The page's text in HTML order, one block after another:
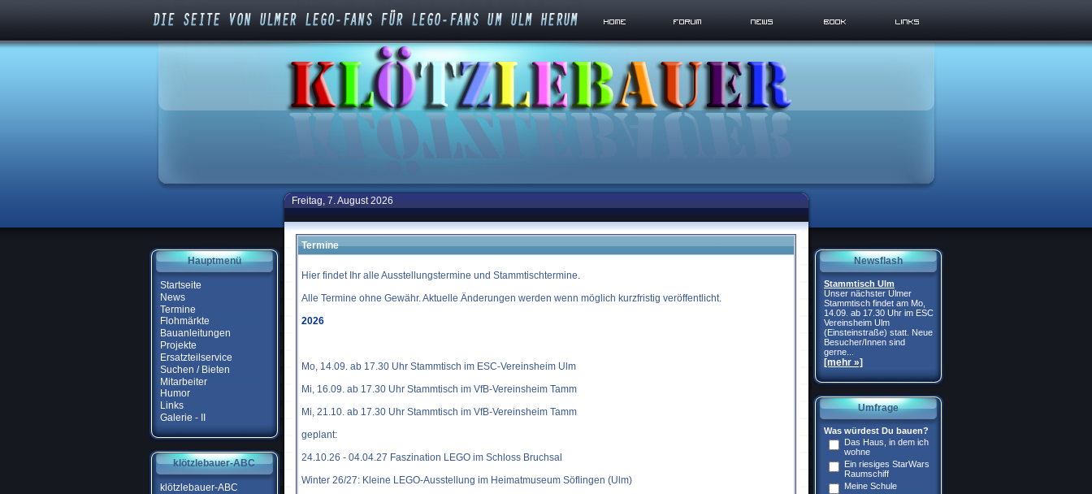
Hauptmenü
Startseite
News
Termine
Flohmärkte
Bauanleitungen
Projekte
Ersatzteilservice
Suchen / Bieten
Mitarbeiter
Humor
Links
Galerie - II
klötzlebauer-ABC
klötzlebauer-ABC
Freitag, 7. August 2026
Termine
Hier findet Ihr alle Ausstellungstermine und Stammtischtermine.
Alle Termine ohne Gewähr. Aktuelle Änderungen werden wenn möglich kurzfristig veröffentlicht.
2026
Mo, 14.09. ab 17.30 Uhr Stammtisch im ESC-Vereinsheim Ulm
Mi, 16.09. ab 17.30 Uhr Stammtisch im VfB-Vereinsheim Tamm
Mi, 21.10. ab 17.30 Uhr Stammtisch im VfB-Vereinsheim Tamm
geplant:
24.10.26 - 04.04.27 Faszination LEGO im Schloss Bruchsal
Winter 26/27: Kleine LEGO-Ausstellung im Heimatmuseum Söflingen (Ulm)
Newsflash
Stammtisch Ulm
Unser nächster Ulmer
Stammtisch findet am Mo,
14.09. ab 17.30 Uhr im ESC
Vereinsheim Ulm
(Einsteinstraße) statt. Neue
Besucher/Innen sind
gerne...
[mehr »]
Umfrage
Was würdest Du bauen?
Das Haus, in dem ich
wohne
Ein riesiges StarWars
Raumschiff
Meine Schule